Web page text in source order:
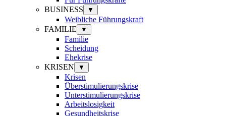
BUSINESS
▼
Weibliche Führungskraft
FAMILIE
▼
Familie
Scheidung
Ehekrise
KRISEN
▼
Krisen
Überstimulierungskrise
Unterstimulierungskrise
Arbeitslosigkeit
Gesundheitskrise